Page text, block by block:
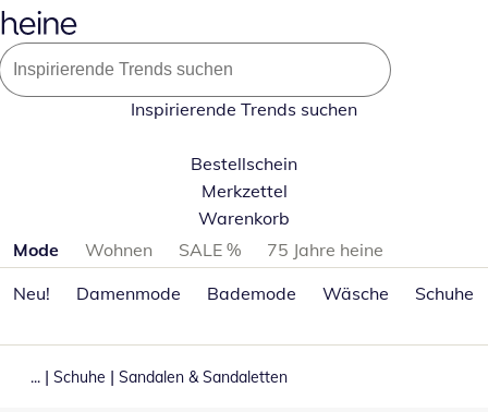
Inspirierende Trends suchen
Bestellschein
Merkzettel
Warenkorb
Produktkategorien überspringen
Mode Wohnen SALE %
75 Jahre heine
Neu!
Damenmode Bademode Wäsche Schuhe
... | Schuhe | Sandalen & Sandaletten